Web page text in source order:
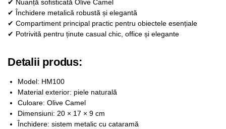
✔ Nuanță sofisticată Olive Camel
✔ Închidere metalică robustă și elegantă
✔ Compartiment principal practic pentru obiectele esențiale
✔ Potrivită pentru ținute casual chic, office și elegante
Detalii produs:
Model: HM100
Material exterior: piele naturală
Culoare: Olive Camel
Dimensiuni: 20 × 17 × 9 cm
Închidere: sistem metalic cu cataramă